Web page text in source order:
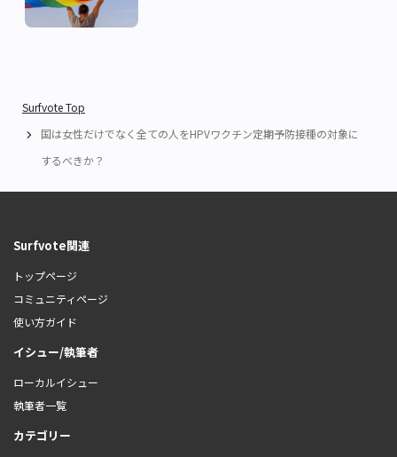
Surfvote Top
国は女性だけでなく全ての人をHPVワクチン定期予防接種の対象に
するべきか？
Surfvote関連
トップページ
コミュニティページ
使い方ガイド
イシュー/執筆者
ローカルイシュー
執筆者一覧
カテゴリー